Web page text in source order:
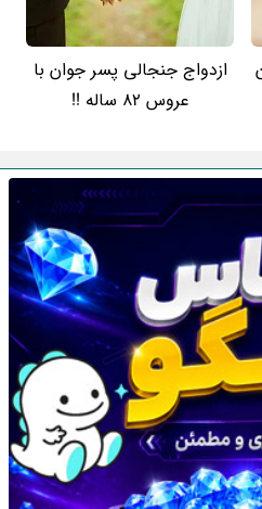
ازدواج جنجالی پسر جوان با
عروس 82 ساله !!